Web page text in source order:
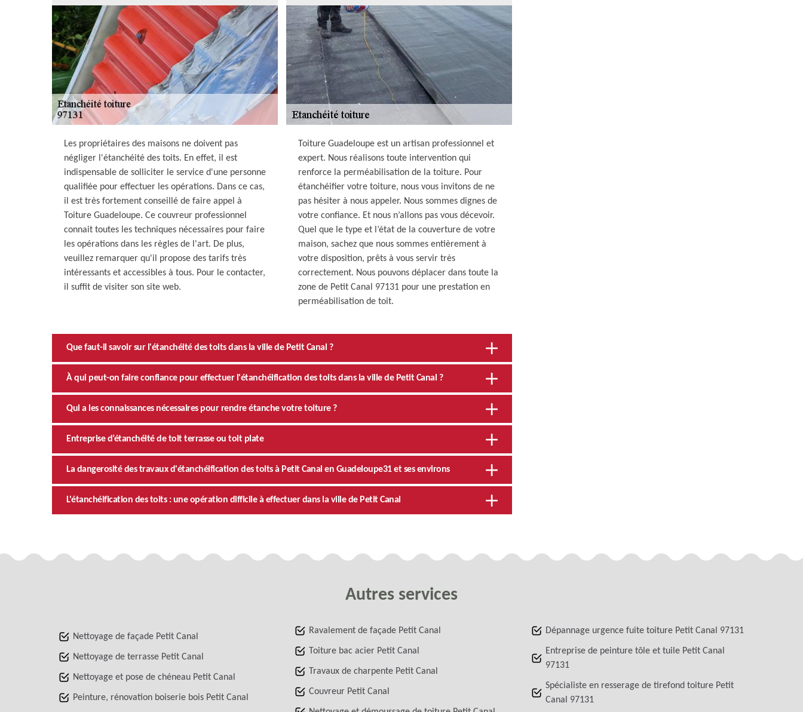
Les propriétaires des maisons ne doivent pas
négliger l'étanchéité des toits. En effet, il est
indispensable de solliciter le service d'une personne
qualifiée pour effectuer les opérations. Dans ce cas,
il est très fortement conseillé de faire appel à
Toiture Guadeloupe. Ce couvreur professionnel
connait toutes les techniques nécessaires pour faire
les opérations dans les règles de l'art. De plus,
veuillez remarquer qu'il propose des tarifs très
intéressants et accessibles à tous. Pour le contacter,
il suffit de visiter son site web.
Toiture Guadeloupe est un artisan professionnel et
expert. Nous réalisons toute intervention qui
renforce la perméabilisation de la toiture. Pour
étanchéifier votre toiture, nous vous invitons de ne
pas hésiter à nous appeler. Nous sommes dignes de
votre confiance. Et nous n’allons pas vous décevoir.
Quel que le type et l’état de la couverture de votre
maison, sachez que nous sommes entièrement à
votre disposition, prêts à vous servir très
correctement. Nous pouvons déplacer dans toute la
zone de Petit Canal 97131 pour une prestation en
perméabilisation de toit.
Que faut-il savoir sur l'étanchéité des toits dans la ville de Petit Canal ?
À qui peut-on faire confiance pour effectuer l'étanchéification des toits dans la ville de Petit Canal ?
Qui a les connaissances nécessaires pour rendre étanche votre toiture ?
Entreprise d’étanchéité de toit terrasse ou toit plate
La dangerosité des travaux d'étanchéification des toits à Petit Canal en Guadeloupe31 et ses environs
L'étanchéification des toits : une opération difficile à effectuer dans la ville de Petit Canal
Autres services
Nettoyage de façade Petit Canal
Nettoyage de terrasse Petit Canal
Nettoyage et pose de chéneau Petit Canal
Peinture, rénovation boiserie bois Petit Canal
Ravalement de façade Petit Canal
Toiture bac acier Petit Canal
Travaux de charpente Petit Canal
Couvreur Petit Canal
Dépannage urgence fuite toiture Petit Canal 97131
Entreprise de peinture tôle et tuile Petit Canal
97131
Spécialiste en resserage de tirefond toiture Petit
Canal 97131